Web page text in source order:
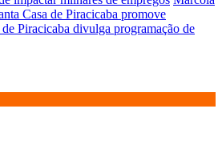
Casa de Piracicaba promove
de Piracicaba divulga programação de